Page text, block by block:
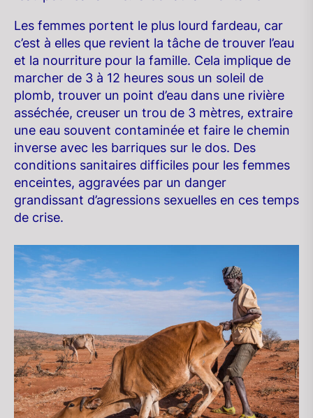
Les femmes portent le plus lourd fardeau, car
c’est à elles que revient la tâche de trouver l’eau
et la nourriture pour la famille. Cela implique de
marcher de 3 à 12 heures sous un soleil de
plomb, trouver un point d’eau dans une rivière
asséchée, creuser un trou de 3 mètres, extraire
une eau souvent contaminée et faire le chemin
inverse avec les barriques sur le dos. Des
conditions sanitaires difficiles pour les femmes
enceintes, aggravées par un danger
grandissant d’agressions sexuelles en ces temps
de crise.